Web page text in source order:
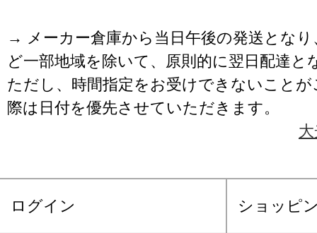
→ メーカー倉庫から当日午後の発送となり
ど一部地域を除いて、原則的に翌日配達と
ただし、時間指定をお受けできないこと
際は日付を優先させていただきます。
ログイン ショッピ